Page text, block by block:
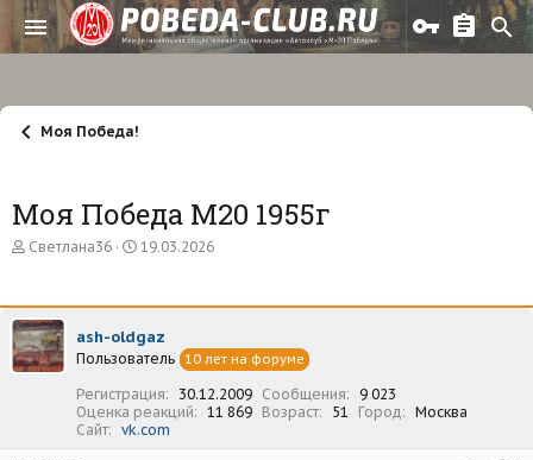
Моя Победа!
Моя Победа М20 1955г
А
о
р
т
е
Светлана36
Д
а
а
ч
л
а
19.03.2026
ash-oldgaz
Пользователь 10 лет на форуме
Регистрация 30.12.2009 Сообщения
9 023
Оценка реакций
11 869 Возраст 51 Город
Москва
Сайт
vk.com